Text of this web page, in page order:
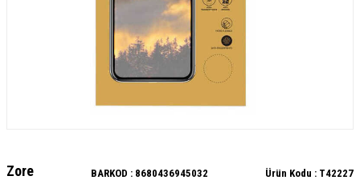
Zore BARKOD : 8680436945032 Ürün Kodu : T42227